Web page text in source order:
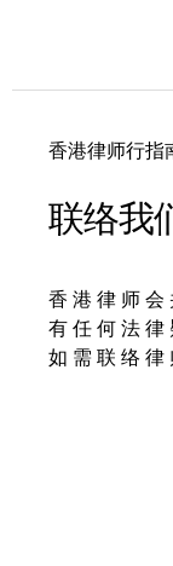
香港律师行指
联络我
香 港 律 师 会
有 任 何 法 律
如 需 联 络 律